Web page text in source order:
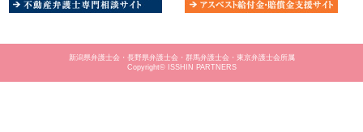
新潟県弁護士会・長野県弁護士会・群馬弁護士会・東京弁護士会所属
Copyright© ISSHIN PARTNERS